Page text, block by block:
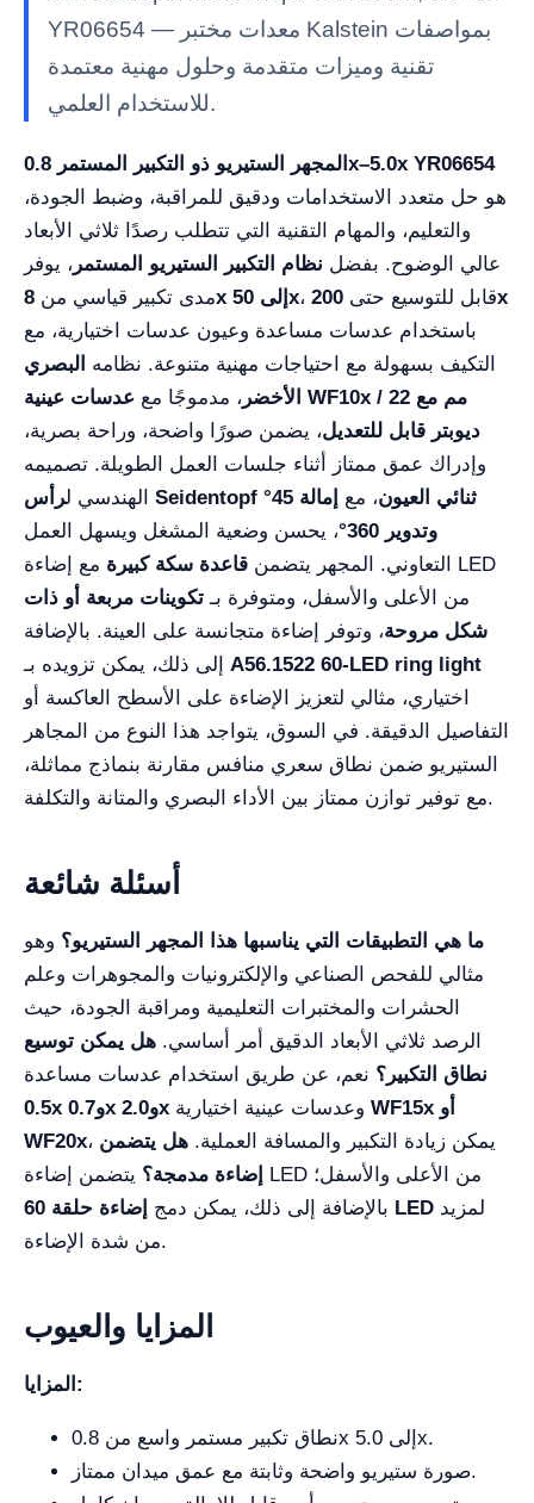
YR06654 — معدات مختبر Kalstein بمواصفات
تقنية وميزات متقدمة وحلول مهنية معتمدة
للاستخدام العلمي.
المجهر الستيريو ذو التكبير المستمر 0.8x–5.0x YR06654
هو حل متعدد الاستخدامات ودقيق للمراقبة، وضبط الجودة،
والتعليم، والمهام التقنية التي تتطلب رصدًا ثلاثي الأبعاد
عالي الوضوح. بفضل نظام التكبير الستيريو المستمر ، يوفر
مدى تكبير قياسي من
8x إلى 50x ، قابل للتوسيع حتى200x
باستخدام عدسات مساعدة وعيون عدسات اختيارية، مع
التكيف بسهولة مع احتياجات مهنية متنوعة. نظامه البصري
الأخضر ، مدموجًا مع عدسات عينية WF10x / 22 مم مع
ديوبتر قابل للتعديل، يضمن صورًا واضحة، وراحة بصرية،
وإدراك عمق ممتاز أثناء جلسات العمل الطويلة. تصميمه
الهندسي ل
رأس Seidentopf ثنائي العيون، مع
إمالة 45°
وتدوير 360°
، يحسن وضعية المشغل ويسهل العمل
التعاوني. المجهر يتضمن قاعدة سكة كبيرة مع إضاءة LED
من الأعلى والأسفل، ومتوفرة بـ تكوينات مربعة أو ذات
شكل مروحة، وتوفر إضاءة متجانسة على العينة. بالإضافة
A56.1522 60-LED ring light
اختياري، مثالي لتعزيز الإضاءة على الأسطح العاكسة أو
التفاصيل الدقيقة. في السوق، يتواجد هذا النوع من المجاهر
الستيريو ضمن نطاق سعري منافس مقارنة بنماذج مماثلة،
مع توفير توازن ممتاز بين الأداء البصري والمتانة والتكلفة.
أسئلة شائعة
ما هي التطبيقات التي يناسبها هذا المجهر الستيريو؟ وهو
مثالي للفحص الصناعي والإلكترونيات والمجوهرات وعلم
الحشرات والمختبرات التعليمية ومراقبة الجودة، حيث
الرصد ثلاثي الأبعاد الدقيق أمر أساسي. هل يمكن توسيع
نطاق التكبير؟ نعم، عن طريق استخدام عدسات مساعدة
0.5x و0.7x و2.0x
WF15x أو
WF20x
، يمكن زيادة التكبير والمسافة العملية. هل يتضمن
إضاءة مدمجة؟ يتضمن إضاءة LED من الأعلى والأسفل؛
بالإضافة إلى ذلك، يمكن دمج إضاءة حلقة 60 LED
من شدة الإضاءة.
المزايا والعيوب
المزايا:
نطاق تكبير مستمر واسع من 0.8x إلى 5.0x.
صورة ستيريو واضحة وثابتة مع عمق ميدان ممتاز.